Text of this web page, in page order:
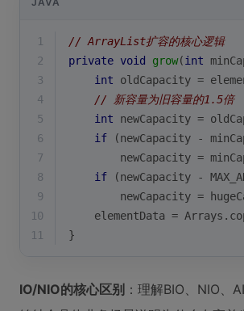
1
// ArrayList扩容的核心逻辑
2
private void grow(int
3
int oldCapacity =
4
// 新容量为旧容量的1.5倍
5
int newCapacity =
6
if (newCapacity -
7
newCapacity =
8
if (newCapacity -
9
newCapacity =
10
elementData =
11
}
IO/NIO的核心区别 ：理解BIO、NIO